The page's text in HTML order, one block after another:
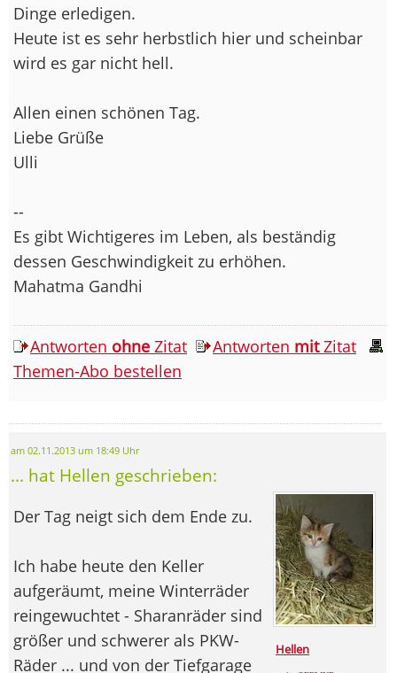
Dinge erledigen.
Heute ist es sehr herbstlich hier und scheinbar
wird es gar nicht hell.
Allen einen schönen Tag.
Liebe Grüße
Ulli
--
Es gibt Wichtigeres im Leben, als beständig
dessen Geschwindigkeit zu erhöhen.
Mahatma Gandhi
Antworten ohne Zitat Antworten mitZitat
Themen-Abo bestellen
am 02.11.2013 um 18:49 Uhr
... hat Hellen geschrieben:
Hellen
Der Tag neigt sich dem Ende zu.
Ich habe heute den Keller
aufgeräumt, meine Winterräder
reingewuchtet - Sharanräder sind
größer und schwerer als PKW-
Räder ... und von der Tiefgarage